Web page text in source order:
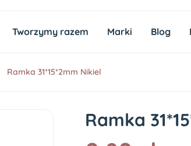
Tworzymy razem Marki Blog
Ramka 31*15*2mm Nikiel
Ramka